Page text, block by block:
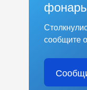
сообщите